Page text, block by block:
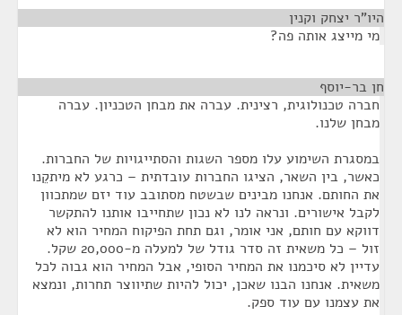
היו"ר יצחק וקנין
מי מייצג אותה פה?
חן בר-יוסף
חברה טכנולוגית, רצינית. עברה את מבחן הטכניון. עברה
מבחן שלנו.
במסגרת השימוע עלו מספר השגות והסתייגויות של החברות.
כאשר, בין השאר, הציגו החברות עובדתית – כרגע לא מיתקֵנו
את החותם. אנחנו מבינים שבשטח מסתובב עוד יזם שמתכוון
לקבל אישורים. ונראה לנו לא נכון שתחייבו אותנו להתקשר
דווקא עם חותם, אני אומר, וגם תחת הפיקוח המחיר הוא לא
זול – כל משאית זה סדר גודל של למעלה מ-20,000 שקל.
עדיין לא סיכמנו את המחיר הסופי, אבל המחיר הוא גבוה לכל
משאית. אנחנו הבנו שאכן, יכול להיות שתיווצר תחרות, ונמצא
את עצמנו עם עוד ספק.